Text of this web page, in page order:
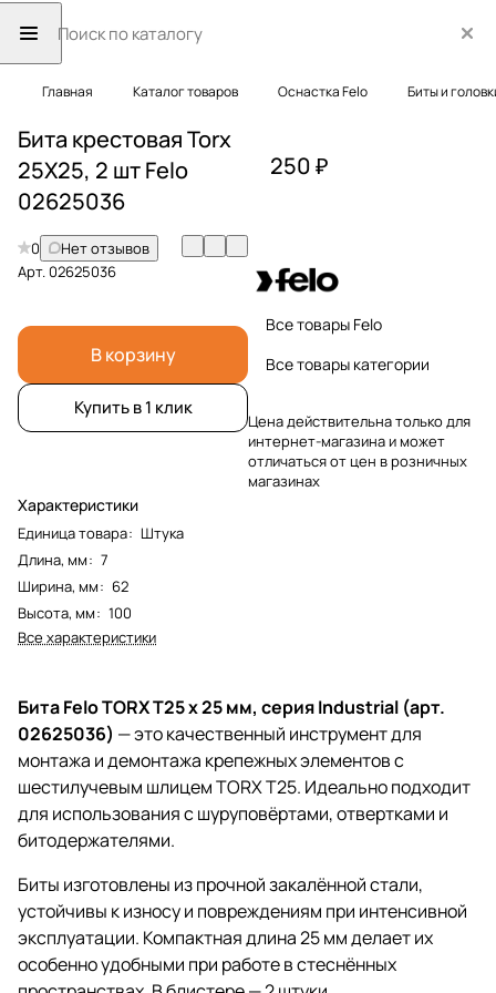
Главная Каталог товаров Оснастка Felo Биты и
Бита крестовая Torx
25X25, 2 шт Felo
02625036
0
Нет отзывов
Арт.02625036
В корзину
Купить в 1 клик
Характеристики
Единица товара: Штука
Длина, мм: 7
Ширина, мм: 62
Высота, мм: 100
Все характеристики
250 ₽
Все товары Felo
Все товары категории
Цена действительна только для
интернет-магазина и может
отличаться от цен в розничных
магазинах
Бита Felo TORX T25 x 25 мм, серия Industrial (арт.
02625036) — это качественный инструмент для
монтажа и демонтажа крепежных элементов с
шестилучевым шлицем TORX T25. Идеально подходит
для использования с шуруповёртами, отвертками и
битодержателями.
Биты изготовлены из прочной закалённой стали,
устойчивы к износу и повреждениям при интенсивной
эксплуатации. Компактная длина 25 мм делает их
особенно удобными при работе в стеснённых